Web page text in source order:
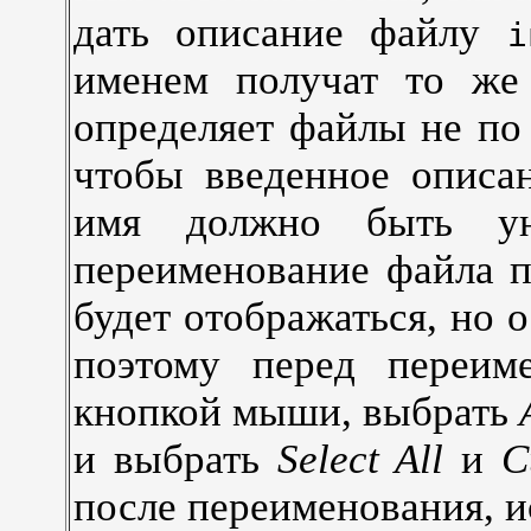
дать описание файлу
именем получат то
определяет файлы не
чтобы введенное
имя должно быть
переименование файла
будет отображаться, но
поэтому перед
кнопкой мыши, выбрать
и выбрать Select All и
после переименования,